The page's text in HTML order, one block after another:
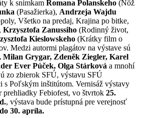
k snímkamRomana Polanskeho (Nôž
(Pasažierka), Andrzeja Wajdu
Všetko na predaj, Krajina po bitke,
Krzysztofa Zanussiho (Rodinný život,
Kieslowskeho(Krátky film o
Medzi autormi plagátov na výstave sú
Milan Grygar, Zdeněk Ziegler, Karel
Ever Púček, Olga Stárková a mnohí
zo zbierok SFÚ, výstavu SFÚ
s Poľským inštitútom. Vernisáž výstavy
prehliadky Febiofest, vo štvrtok25.
, výstava bude prístupná pre verejnosť
30. apríla.